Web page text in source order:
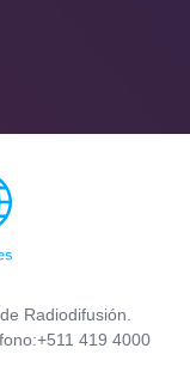
Radiodifusión.
419 4000